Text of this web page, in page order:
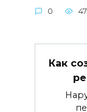
0 47
Как